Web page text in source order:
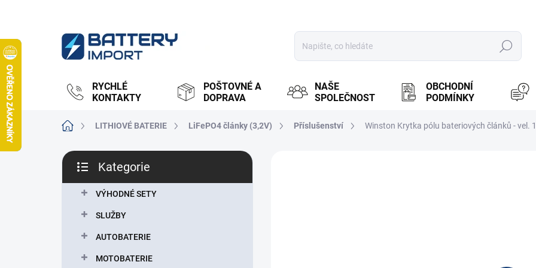
Hledat
RYCHLÉ
KONTAKTY
POŠTOVNÉ A
DOPRAVA
NAŠE
SPOLEČNOST
OBCHODNÍ
PODMÍNKY
Domů LITHIOVÉ BATERIE LiFePO4 články (3,2V) Příslušenství Winston Krytka pólu bateriových článků - vel.
P
s
kategorie
Kategorie
VÝHODNÉ SETY
SLUŽBY
AUTOBATERIE
MOTOBATERIE